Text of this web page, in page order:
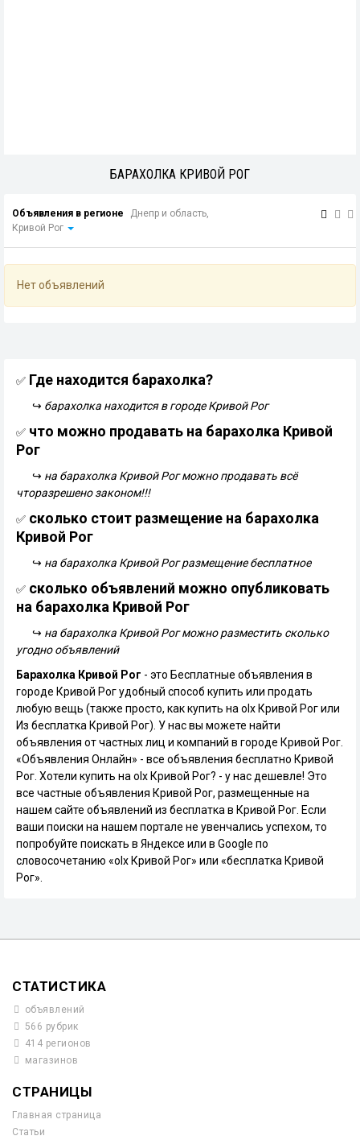
БАРАХОЛКА КРИВОЙ РОГ
Объявления в регионе
Днепр и область,
Кривой Рог
Нет объявлений
✅ Где находится барахолка?
↪ барахолка находится в городе Кривой Рог
✅ что можно продавать на барахолка Кривой
Рог
↪ на барахолка Кривой Рог можно продавать всё
чторазрешено законом!!!
✅ сколько стоит размещение на барахолка
Кривой Рог
↪ на барахолка Кривой Рог размещение бесплатное
✅ сколько объявлений можно опубликовать
на барахолка Кривой Рог
↪ на барахолка Кривой Рог можно разместить сколько
угодно объявлений
Барахолка Кривой Рог - это Бесплатные объявления в
городе Кривой Рог удобный способ купить или продать
любую вещь (также просто, как купить на olx Кривой Рог или
Из бесплатка Кривой Рог). У нас вы можете найти
объявления от частных лиц и компаний в городе Кривой Рог.
«Объявления Онлайн» - все объявления бесплатно Кривой
Рог. Хотели купить на olx Кривой Рог? - у нас дешевле! Это
все частные объявления Кривой Рог, размещенные на
нашем сайте объявлений из бесплатка в Кривой Рог. Если
ваши поиски на нашем портале не увенчались успехом, то
попробуйте поискать в Яндексе или в Google по
словосочетанию «olx Кривой Рог» или «бесплатка Кривой
Рог».
СТАТИСТИКА
объявлений
566 рубрик
414 регионов
магазинов
СТРАНИЦЫ
Главная страница
Статьи